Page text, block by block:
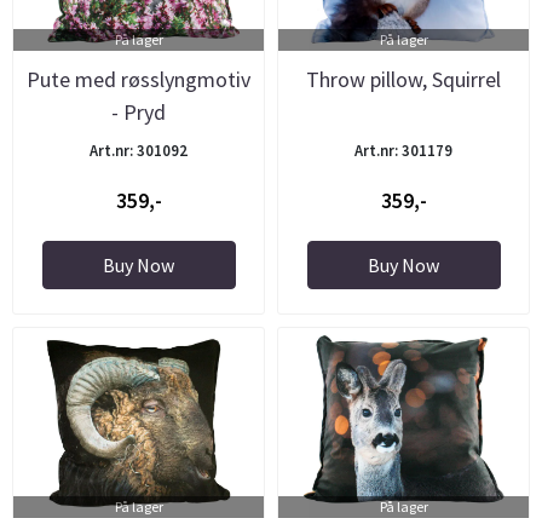
På lager
Pute med røsslyngmotiv
- Pryd
Art.nr: 301092
359,-
Buy Now
På lager
Throw pillow, Squirrel
Art.nr: 301179
359,-
Buy Now
På lager På lager